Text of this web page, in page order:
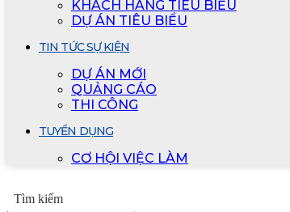
KHÁCH HÀNG TIÊU BIỂU
DỰ ÁN TIÊU BIỂU
TIN TỨC SỰ KIỆN
DỰ ÁN MỚI
QUẢNG CÁO
THI CÔNG
TUYỂN DỤNG
CƠ HỘI VIỆC LÀM
Tìm kiếm